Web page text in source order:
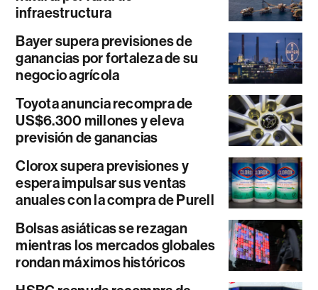
infraestructura
Bayer supera previsiones de
ganancias por fortaleza de su
negocio agrícola
Toyota anuncia recompra de
US$6.300 millones y eleva
previsión de ganancias
Clorox supera previsiones y
espera impulsar sus ventas
anuales con la compra de Purell
Bolsas asiáticas se rezagan
mientras los mercados globales
rondan máximos históricos